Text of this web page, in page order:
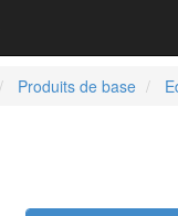
Produits de base